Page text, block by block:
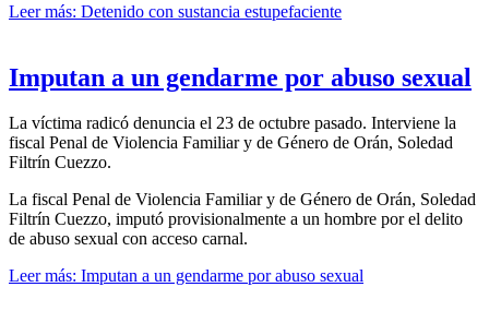
Leer más: Detenido con sustancia estupefaciente
Imputan a un gendarme por abuso sexual
La víctima radicó denuncia el 23 de octubre pasado. Interviene la
fiscal Penal de Violencia Familiar y de Género de Orán, Soledad
Filtrín Cuezzo.
La fiscal Penal de Violencia Familiar y de Género de Orán, Soledad
Filtrín Cuezzo, imputó provisionalmente a un hombre por el delito
de abuso sexual con acceso carnal.
Leer más: Imputan a un gendarme por abuso sexual